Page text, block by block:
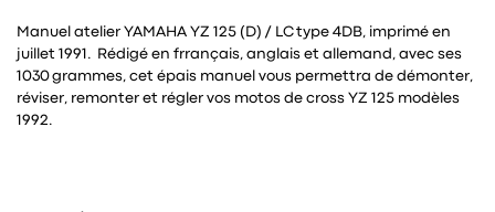
Manuel atelier YAMAHA YZ 125 (D) / LC type 4DB, imprimé en
juillet 1991. Rédigé en frrançais, anglais et allemand, avec ses
1030 grammes, cet épais manuel vous permettra de démonter,
réviser, remonter et régler vos motos de cross YZ 125 modèles
1992.